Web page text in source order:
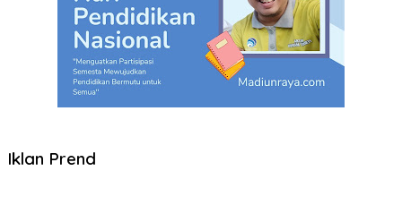
Iklan Prend